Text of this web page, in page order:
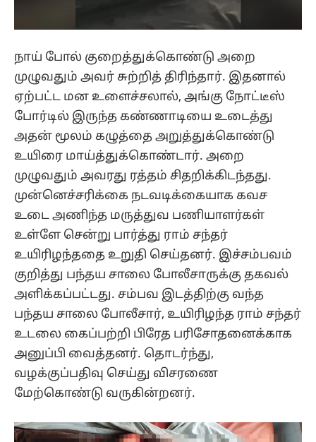
நாய் போல் குறைத்துக்கொண்டு அறை
முழுவதும் அவர் சுற்றித் திரிந்தார். இதனால்
ஏற்பட்ட மன உளைச்சலால், அங்கு நோட்டீஸ்
போர்டில் இருந்த கண்ணாடியை உடைத்து
அதன் மூலம் கழுத்தை அறுத்துக்கொண்டு
உயிரை மாய்த்துக்கொண்டார். அறை
முழுவதும் அவரது ரத்தம் சிதறிக்கிடந்தது.
முன்னெச்சரிக்கை நடவடிக்கையாக கவச
உடை அணிந்த மருத்துவ பணியாளர்கள்
உள்ளே சென்று பார்த்து ராம் சந்தர்
உயிரிழந்ததை உறுதி செய்தனர். இச்சம்பவம்
குறித்து பந்தய சாலை போலீசாருக்கு தகவல்
அளிக்கப்பட்டது. சம்பவ இடத்திற்கு வந்த
பந்தய சாலை போலீசார், உயிரிழந்த ராம் சந்தர்
உடலை கைப்பற்றி பிரேத பரிசோதனைக்காக
அனுப்பி வைத்தனர். தொடர்ந்து,
வழக்குப்பதிவு செய்து விசரணை
மேற்கொண்டு வருகின்றனர்.